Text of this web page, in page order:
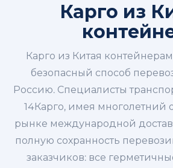
Карго из
Карго из Китая
безопасный способ
Россию. Специалисты
14Карго, имея многолетний
рынке международной
полную сохранность
заказчиков: все